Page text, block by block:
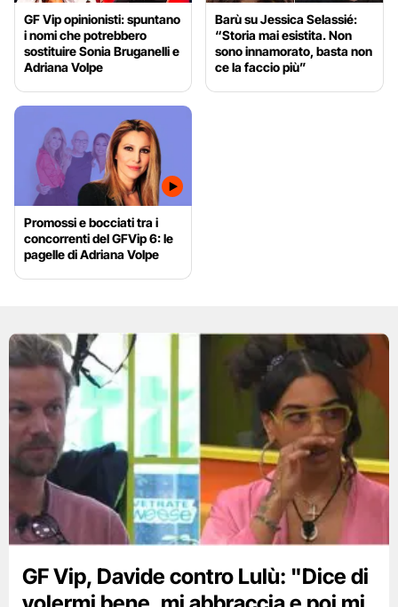
GF Vip opinionisti: spuntano
i nomi che potrebbero
sostituire Sonia Bruganelli e
Adriana Volpe
Barù su Jessica Selassié:
“Storia mai esistita. Non
sono innamorato, basta non
ce la faccio più”
Promossi e bocciati tra i
concorrenti del GFVip 6: le
pagelle di Adriana Volpe
GF Vip, Davide contro Lulù: "Dice di